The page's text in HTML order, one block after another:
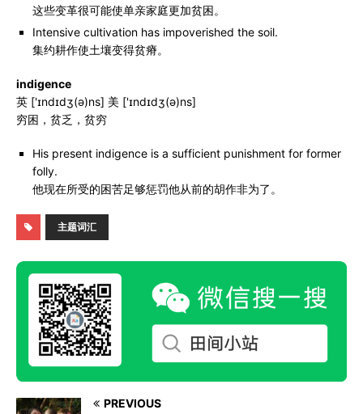
这些变革很可能使单亲家庭更加贫困。
Intensive cultivation has impoverished the soil.
集约耕作使土壤变得贫瘠。
indigence
英 ['ɪndɪdʒ(ə)ns] 美 ['ɪndɪdʒ(ə)ns]
穷困，贫乏，贫穷
His present indigence is a sufficient punishment for former
folly.
他现在所受的困苦足够惩罚他从前的胡作非为了。
主题词汇
PREVIOUS